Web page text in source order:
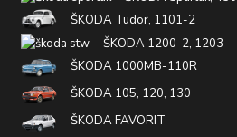
ŠKODA Tudor, 1101-2
ŠKODA 1200-2, 1203
ŠKODA 1000MB-110R
ŠKODA 105, 120, 130
ŠKODA FAVORIT